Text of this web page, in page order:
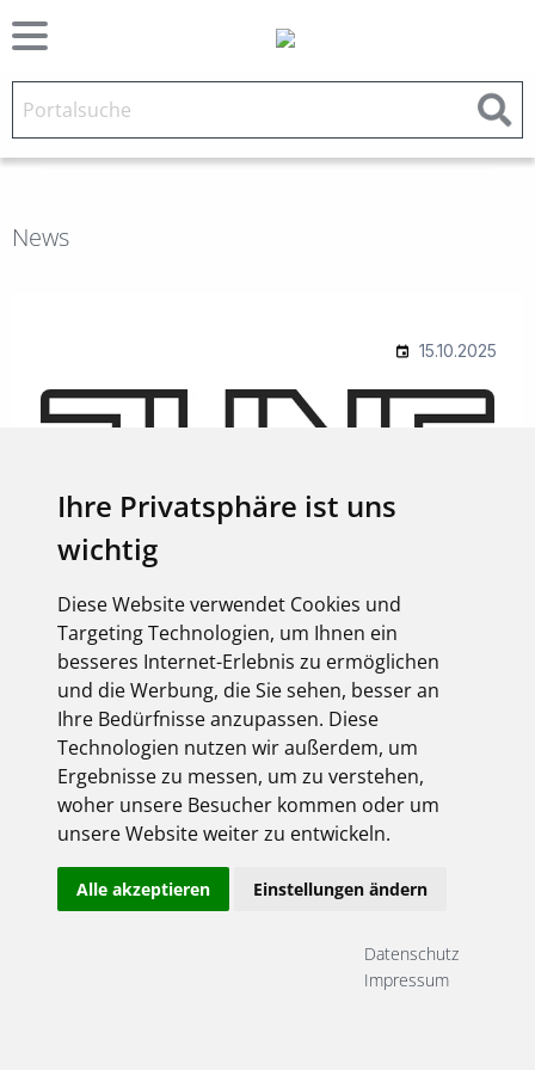
Ihre Privatsphäre ist uns
wichtig
Diese Website verwendet Cookies und
Targeting Technologien, um Ihnen ein
besseres Internet-Erlebnis zu ermöglichen
und die Werbung, die Sie sehen, besser an
Ihre Bedürfnisse anzupassen. Diese
Technologien nutzen wir außerdem, um
Ergebnisse zu messen, um zu verstehen,
woher unsere Besucher kommen oder um
unsere Website weiter zu entwickeln.
Alle akzeptieren Einstellungen ändern
Datenschutz
Impressum
News